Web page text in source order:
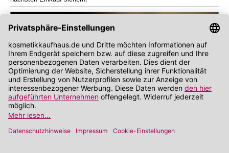
*
Angabe zu Rabatt und Preisnachlass bezieht sich auf die Preisempfehlung des